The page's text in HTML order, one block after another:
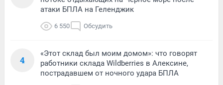
атаки БПЛА на Геленджик
6 550 Обсудить
4
«Этот склад был моим домом»: что говорят
работники склада Wildberries в Алексине,
пострадавшем от ночного удара БПЛА